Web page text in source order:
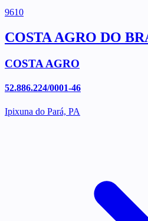
9610
COSTA AGRO DO
COSTA AGRO
52.886.224/0001-46
Ipixuna do Pará, PA